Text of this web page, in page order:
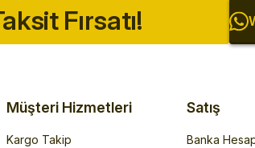
Fırsatı!
Müşteri Hizmetleri
Kargo Takip
Satış
Banka